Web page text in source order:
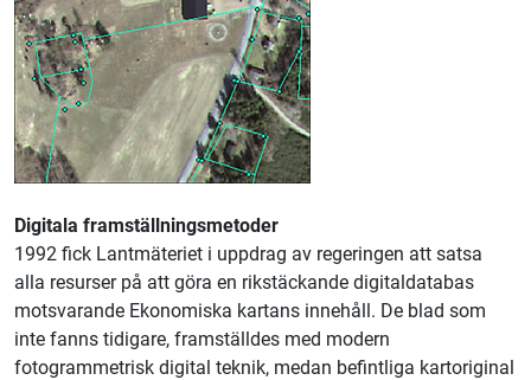
Digitala framställningsmetoder
1992 fick Lantmäteriet i uppdrag av regeringen att satsa
alla resurser på att göra en rikstäckande digitaldatabas
motsvarande Ekonomiska kartans innehåll. De blad som
inte fanns tidigare, framställdes med modern
fotogrammetrisk digital teknik, medan befintliga kartoriginal